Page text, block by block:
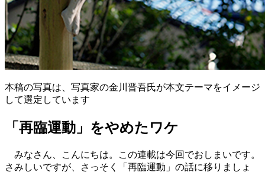
本稿の写真は、写真家の金川晋吾氏が本文テーマをイメージ
して選定しています
「再臨運動」をやめたワケ
みなさん、こんにちは。この連載は今回でおしまいです。
さみしいですが、さっそく「再臨運動」の話に移りましょ